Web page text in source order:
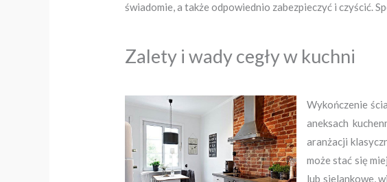
świadomie, a także odpowiednio zabezpieczyć i czyścić.
Zalety i wady cegły w kuchni
Wykończenie
aneksach
aranżacji
może stać się
lub sielankowe,